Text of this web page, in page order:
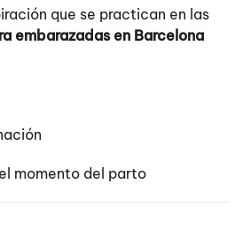
que se practican en las
embarazadas en Barcelona
momento del parto